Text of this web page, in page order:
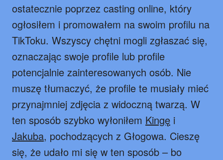
ostatecznie poprzez casting online, który
ogłosiłem i promowałem na swoim profilu na
TikToku. Wszyscy chętni mogli zgłaszać się,
oznaczając swoje profile lub profile
potencjalnie zainteresowanych osób. Nie
muszę tłumaczyć, że profile te musiały mieć
przynajmniej zdjęcia z widoczną twarzą. W
ten sposób szybko wyłoniłem Kingę i
Jakuba, pochodzących z Głogowa. Cieszę
się, że udało mi się w ten sposób – bo